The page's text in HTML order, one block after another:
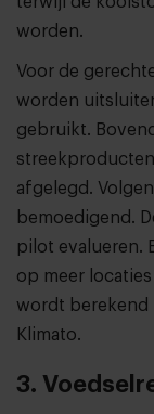
worden.
Voor de
worden
gebruikt.
afgelegd.
bemoedigend.
pilot evalueren.
op meer
wordt berekend
Klimato.
3.